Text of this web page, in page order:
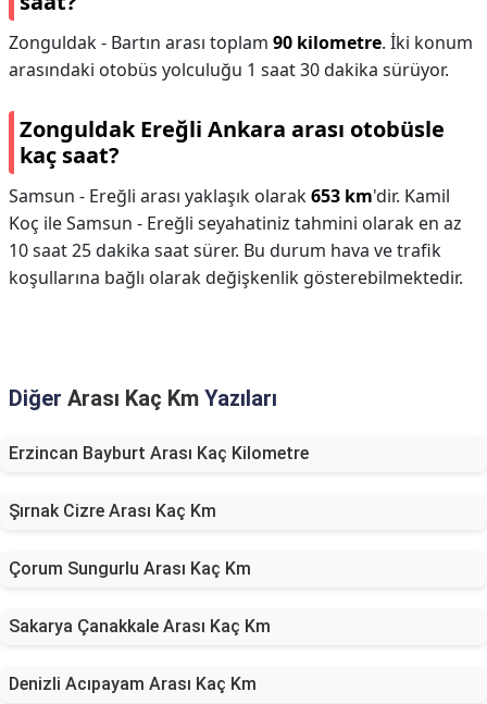
Zonguldak - Bartın arası toplam 90 kilometre. İki konum
arasındaki otobüs yolculuğu 1 saat 30 dakika sürüyor.
Zonguldak Ereğli Ankara arası otobüsle
kaç saat?
Samsun - Ereğli arası yaklaşık olarak653 km'dir. Kamil
Koç ile Samsun - Ereğli seyahatiniz tahmini olarak en az
10 saat 25 dakika saat sürer. Bu durum hava ve trafik
koşullarına bağlı olarak değişkenlik gösterebilmektedir.
Diğer Arası Kaç Km Yazıları
Erzincan Bayburt Arası Kaç Kilometre
Şırnak Cizre Arası Kaç Km
Çorum Sungurlu Arası Kaç Km
Sakarya Çanakkale Arası Kaç Km
Denizli Acıpayam Arası Kaç Km